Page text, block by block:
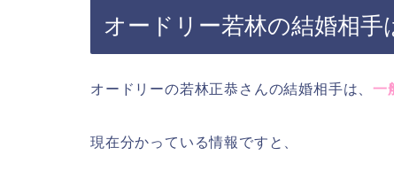
オードリー若林の結婚相手
オードリーの若林正恭さんの結婚相手は、一
現在分かっている情報ですと、